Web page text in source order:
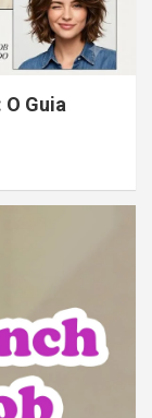
Guia